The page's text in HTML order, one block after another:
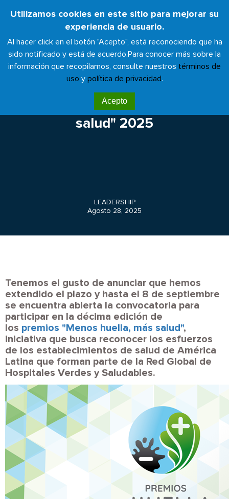
Utilizamos cookies en este sitio para mejorar su
experiencia de usuario.
Al hacer click en el botón "Acepto", está reconociendo que ha
sido notificado y está de acuerdo.Para conocer más sobre la
información que recopilamos, consulte nuestros términos de
uso y política de privacidad.
Acepto
principal
Toggle
Convocatoria abierta |
Premios "Menos huella, más
salud" 2025
LEADERSHIP
Agosto 28, 2025
Tenemos el gusto de anunciar que hemos
extendido el plazo y hasta el 8 de septiembre
se encuentra abierta la convocatoria para
participar en la décima edición de
los premios "Menos huella, más salud",
iniciativa que busca reconocer los esfuerzos
de los establecimientos de salud de América
Latina que forman parte de la Red Global de
Hospitales Verdes y Saludables.